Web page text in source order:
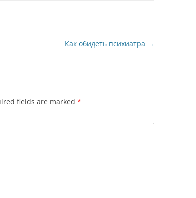
Как обидеть психиатра →
fields are marked *